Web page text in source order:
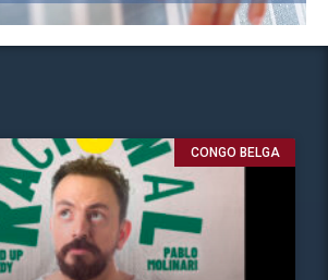
CONGO BELGA